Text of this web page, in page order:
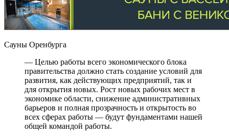
Сауны Оренбурга
— Целью работы всего экономического блока
правительства должно стать создание условий для
развития, как действующих предприятий, так и
для открытия новых. Рост новых рабочих мест в
экономике области, снижение административных
барьеров и полная прозрачность и открытость во
всех сферах работы — будут фундаментами нашей
общей командой работы.